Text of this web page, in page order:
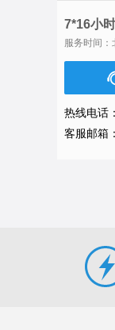
7*16小
服务时间
热线电话：
客服邮箱：